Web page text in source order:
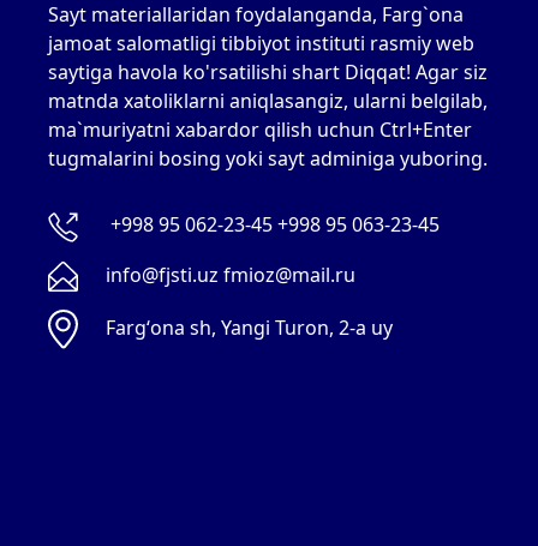
Sayt materiallaridan foydalanganda, Farg`ona
jamoat salomatligi tibbiyot instituti rasmiy web
saytiga havola ko'rsatilishi shart Diqqat! Agar siz
matnda xatoliklarni aniqlasangiz, ularni belgilab,
ma`muriyatni xabardor qilish uchun Ctrl+Enter
tugmalarini bosing yoki sayt adminiga yuboring.
+998 95 062-23-45 +998 95 063-23-45
info@fjsti.uz fmioz@mail.ru
Fargʻona sh, Yangi Turon, 2-a uy